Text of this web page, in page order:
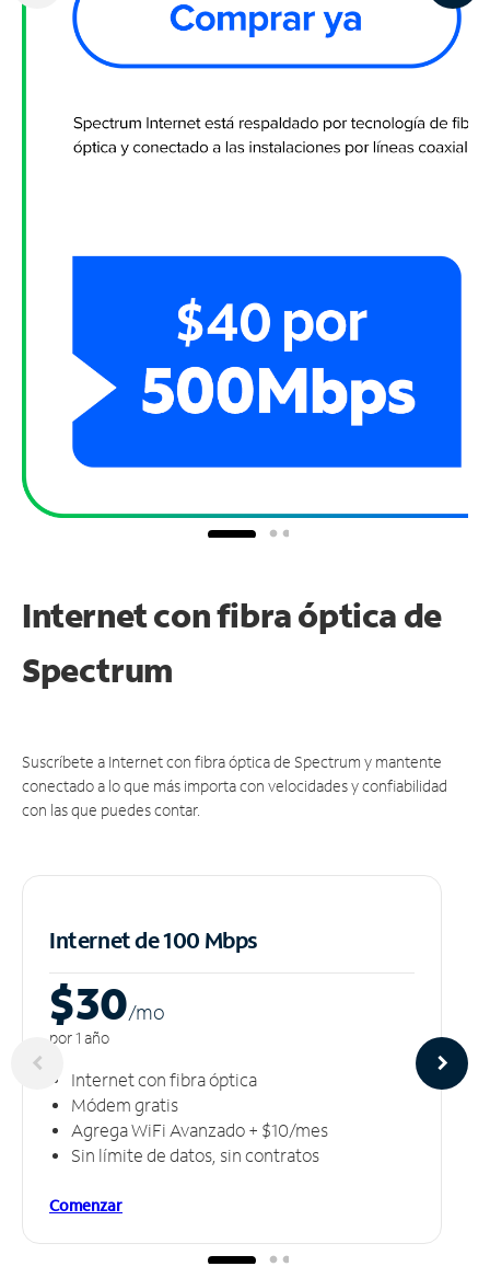
Internet con fibra óptica de
Spectrum
Suscríbete a Internet con fibra óptica de Spectrum y mantente
conectado a lo que más importa con velocidades y confiabilidad
con las que puedes contar.
Internet de 100 Mbps
$30/mo
por 1 año
Internet con fibra óptica
Módem gratis
Agrega WiFi Avanzado + $10/mes
Sin límite de datos, sin contratos
Comenzar